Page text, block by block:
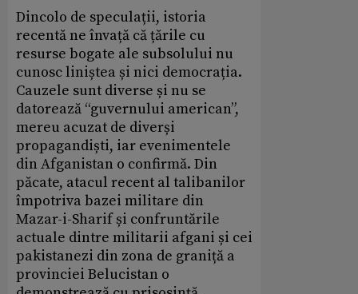
Dincolo de speculații, istoria
recentă ne învață că țările cu
resurse bogate ale subsolului nu
cunosc liniștea și nici democrația.
Cauzele sunt diverse și nu se
datorează “guvernului american”,
mereu acuzat de diverși
propagandiști, iar evenimentele
din Afganistan o confirmă. Din
păcate, atacul recent al talibanilor
împotriva bazei militare din
Mazar-i-Sharif și confruntările
actuale dintre militarii afgani și cei
pakistanezi din zona de graniță a
provinciei Belucistan o